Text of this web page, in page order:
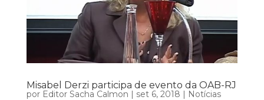
Misabel Derzi participa de evento da OAB-RJ
por Editor Sacha Calmon | set 6, 2018 | Notícias